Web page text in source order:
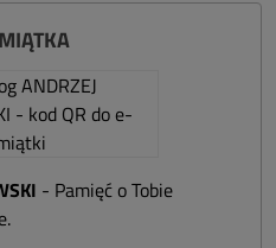
- Pamięć o Tobie